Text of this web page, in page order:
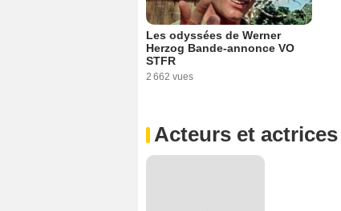
Les odyssées de Werner
Herzog Bande-annonce VO
STFR
2 662 vues
Acteurs et actrices